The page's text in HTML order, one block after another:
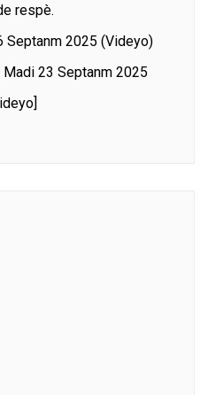
respè.
Septanm 2025 (Videyo)
23 Septanm 2025